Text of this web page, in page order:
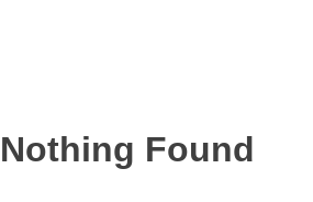
Nothing Found